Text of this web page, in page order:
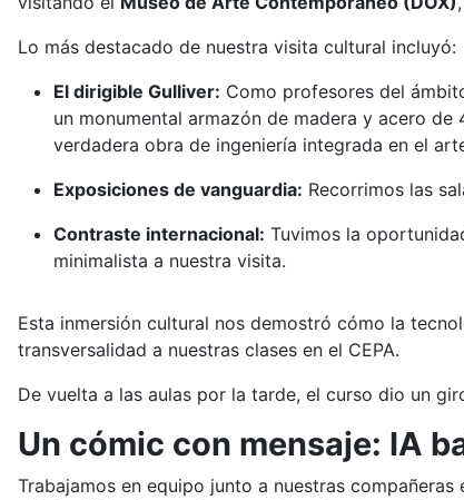
Lo más destacado de nuestra visita cultural incluyó:
El dirigible Gulliver: Como profesores del
un monumental armazón de madera y acero
verdadera obra de ingeniería integrada en el
Exposiciones de vanguardia: Recorrimos las
Contraste internacional: Tuvimos la
minimalista a nuestra visita.
Esta inmersión cultural nos demostró cómo la
transversalidad a nuestras clases en el CEPA.
De vuelta a las aulas por la tarde, el curso dio un
Un cómic con mensaje: IA
Trabajamos en equipo junto a nuestras compañeras